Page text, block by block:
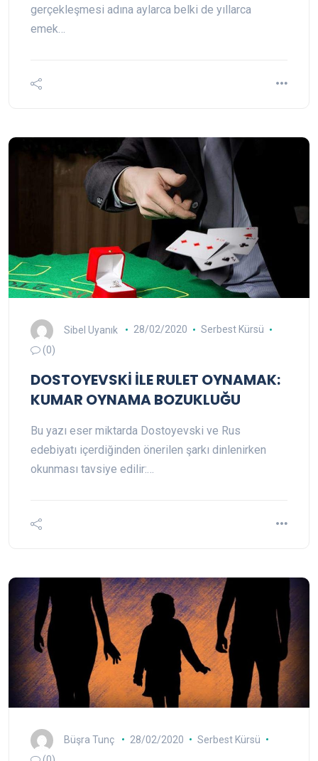
gerçekleşmesi adına aylarca belki de yıllarca
emek…
Sibel Uyanık 28/02/2020
Serbest Kürsü
(0)
DOSTOYEVSKİ İLE RULET OYNAMAK:
KUMAR OYNAMA BOZUKLUĞU
Bu yazı eser miktarda Dostoyevski ve Rus
edebiyatı içerdiğinden önerilen şarkı dinlenirken
okunması tavsiye edilir:…
Büşra Tunç 28/02/2020
Serbest Kürsü